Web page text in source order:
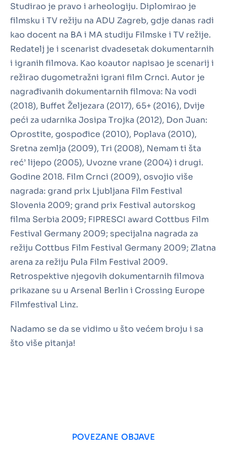
Studirao je pravo i arheologiju. Diplomirao je
filmsku i TV režiju na ADU Zagreb, gdje danas radi
kao docent na BA i MA studiju Filmske i TV režije.
Redatelj je i scenarist dvadesetak dokumentarnih
i igranih filmova. Kao koautor napisao je scenarij i
režirao dugometražni igrani film Crnci. Autor je
nagrađivanih dokumentarnih filmova: Na vodi
(2018), Buffet Željezara (2017), 65+ (2016), Dvije
peći za udarnika Josipa Trojka (2012), Don Juan:
Oprostite, gospođice (2010), Poplava (2010),
Sretna zemlja (2009), Tri (2008), Nemam ti šta
reć’ lijepo (2005), Uvozne vrane (2004) i drugi.
Godine 2018. Film Crnci (2009), osvojio više
nagrada: grand prix Ljubljana Film Festival
Slovenia 2009; grand prix Festival autorskog
filma Serbia 2009; FIPRESCI award Cottbus Film
Festival Germany 2009; specijalna nagrada za
režiju Cottbus Film Festival Germany 2009; Zlatna
arena za režiju Pula Film Festival 2009.
Retrospektive njegovih dokumentarnih filmova
prikazane su u Arsenal Berlin i Crossing Europe
Filmfestival Linz.
Nadamo se da se vidimo u što većem broju i sa
što više pitanja!
POVEZANE OBJAVE